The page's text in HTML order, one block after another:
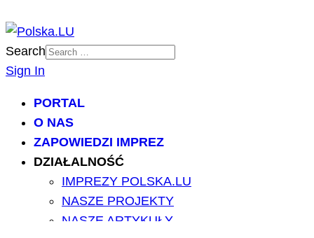
Search
Sign In
PORTAL
O NAS
ZAPOWIEDZI IMPREZ
DZIAŁALNOŚĆ
IMPREZY POLSKA.LU
NASZE PROJEKTY
NASZE ARTYKUŁY